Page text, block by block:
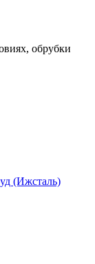
обрубки
(Ижсталь)